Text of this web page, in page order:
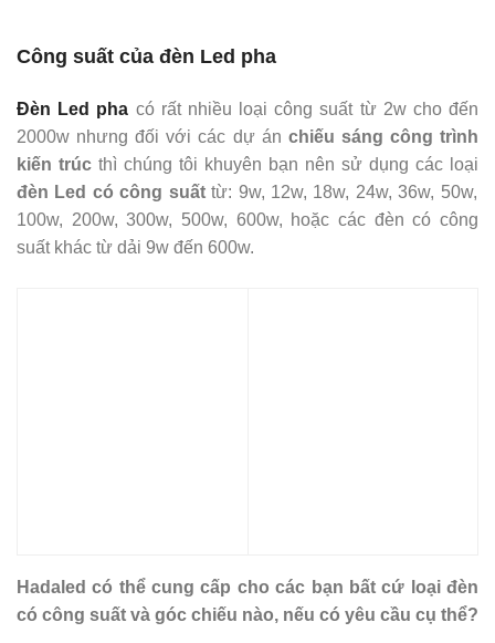
Công suất của đèn Led pha
Đèn Led pha có rất nhiều loại công suất từ 2w cho đến
2000w nhưng đối với các dự án chiếu sáng công trình
kiến trúc thì chúng tôi khuyên bạn nên sử dụng các loại
đèn Led có công suấttừ: 9w, 12w, 18w, 24w, 36w, 50w,
100w, 200w, 300w, 500w, 600w, hoặc các đèn có công
suất khác từ dải 9w đến 600w.
Hadaled có thể cung cấp cho các bạn bất cứ loại đèn
có công suất và góc chiếu nào, nếu có yêu cầu cụ thể?